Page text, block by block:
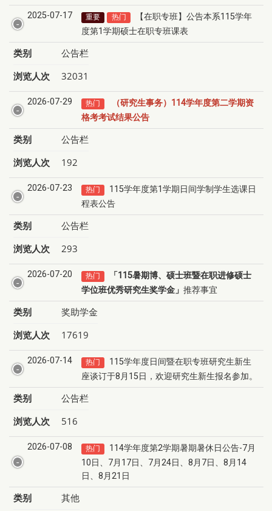
2025-07-17 重要 热门
【在职专班】公告本系115学年
度第1学期硕士在职专班课表
类别
公告栏
浏览人次
32031
2026-07-29 热门
（研究生事务）114学年度第二学期资
格考考试结果公告
类别
公告栏
浏览人次
192
2026-07-23 热门
115学年度第1学期日间学制学生选课日
程表公告
类别
公告栏
浏览人次
293
2026-07-20 热门 「115暑期博、硕士班暨在职进修硕士
学位班优秀研究生奖学金」推荐事宜
类别
奖助学金
浏览人次
17619
2026-07-14 热门
115学年度日间暨在职专班研究生新生
座谈订于8月15日，欢迎研究生新生报名参加。
类别
公告栏
浏览人次
516
2026-07-08 热门
114学年度第2学期暑期暑休日公告-7月
10日、7月17日、7月24日、8月7日、8月14
日、8月21日
类别
其他